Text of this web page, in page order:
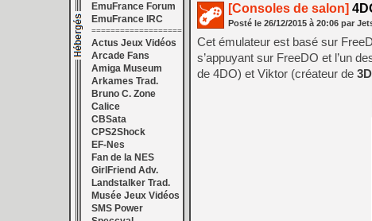
EmuFrance Forum
EmuFrance IRC
===================
Actus Jeux Vidéos
Arcade Fans
Amiga Museum
Arkames Trad.
Bruno C. Zone
Calice
CBSata
CPS2Shock
EF-Nes
Fan de la NES
GirlFriend Adv.
Landstalker Trad.
Musée Jeux Vidéos
SMS Power
[Consoles de salon]
Posté le 26/12/2015 à 20:06 par
Cet émulateur est basé sur
s’appuyant sur FreeDO et l’un
de 4DO) et Viktor (créateur de